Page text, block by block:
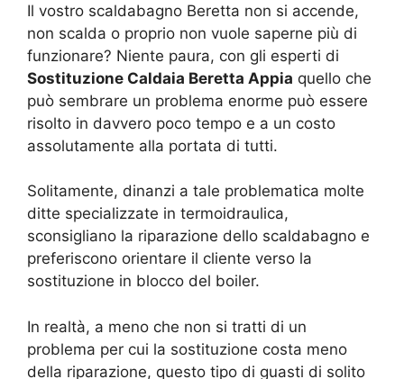
Il vostro scaldabagno Beretta non si accende,
non scalda o proprio non vuole saperne più di
funzionare? Niente paura, con gli esperti di
Sostituzione Caldaia Beretta Appia quello che
può sembrare un problema enorme può essere
risolto in davvero poco tempo e a un costo
assolutamente alla portata di tutti.
Solitamente, dinanzi a tale problematica molte
ditte specializzate in termoidraulica,
sconsigliano la riparazione dello scaldabagno e
preferiscono orientare il cliente verso la
sostituzione in blocco del boiler.
In realtà, a meno che non si tratti di un
problema per cui la sostituzione costa meno
della riparazione, questo tipo di guasti di solito